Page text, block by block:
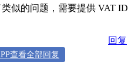
似的问题，需要提供 VAT ID
回复
查看全部回复